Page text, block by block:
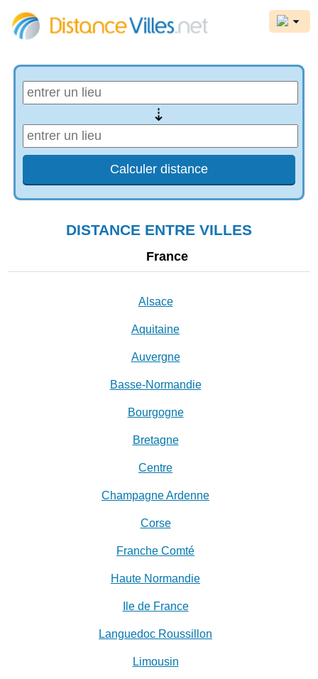
⇢
DISTANCE ENTRE VILLES
France
Alsace
Aquitaine
Auvergne
Basse-Normandie
Bourgogne
Bretagne
Centre
Champagne Ardenne
Corse
Franche Comté
Haute Normandie
Ile de France
Languedoc Roussillon
Limousin